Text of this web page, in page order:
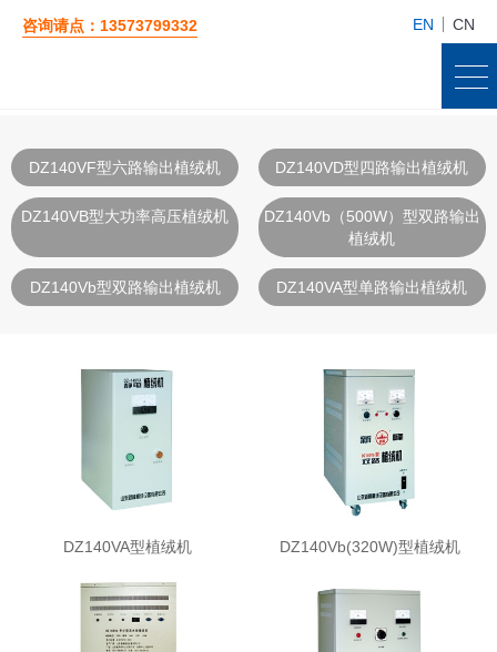
咨询请点：13573799332 EN CN
DZ140VF型六路输出植绒机 DZ140VD型四路输出植绒机
DZ140VB型大功率高压植绒机
DZ140Vb（500W）型双路输出
植绒机
DZ140Vb型双路输出植绒机 DZ140VA型单路输出植绒机
DZ140VA型植绒机 DZ140Vb(320W)型植绒机